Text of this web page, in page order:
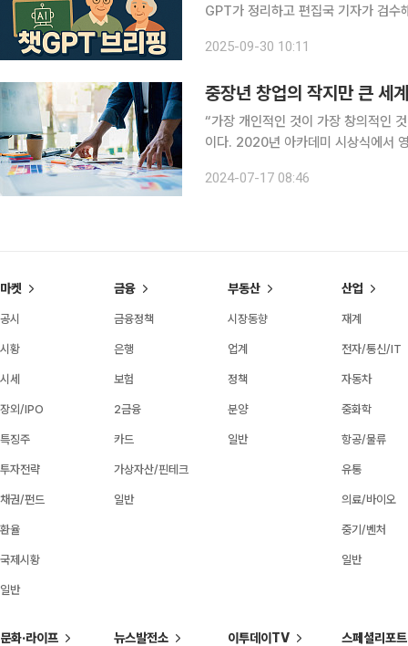
GPT가 정리하고 편집국 기자가 검수해 전해드립니다. ◆치매 환자
가 ‘합격’ 또는 ‘유예’ 판정을 받아 면
2025-09-30 10:11
중장년 창업의 작지만 큰 세
“가장 개인적인 것이 가장 창의적인 것이다.” 영화계의 거장이라 불리는 마틴 스코세이지 감독의 말
이다. 2020년 아카데미 시상식에서
이지 감독의 말처럼 개인의 가치관이
2024-07-17 08:46
마켓
공시
시황
시세
장외/IPO
특징주
투자전략
채권/펀드
환율
국제시황
일반
금융
금융정책
은행
보험
2금융
카드
가상자산/핀테크
일반
부동산
시장동향
업계
정책
분양
일반
산업
재계
전자/통신/IT
자동차
중화학
항공/물류
유통
의료/바이오
중기/벤처
일반
문화·라이프 뉴스발전소 이투데이TV 스페셜리포트